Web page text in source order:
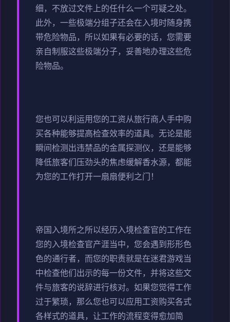
细，不放过文件上的任什么一个可疑之处。
此外，一些极端分组子还会在入境时随身携
带危险物品，所以如果有必要的话，您需要
亲自制服这些极端分子，妥善地办理这些危
险物品。
您也可以利运用您的工资从旅行商人手中购
买各种能够提高检查效率的道具。无论是能
瞬间检测出违禁品的金属探测仪，还是能够
降低旅客们压劲头的焦虑缓解香水源，都能
为您的工作打开一扇扇便利之门！
帝国入境所之所以经历入境检查官的工作在
您的入境检查官产涯当中，您会遇到形形色
色的通行者，而您的职责就是在迷君游戏当
中检查他们出示的每一份文件，并将这些文
件与旅客的说辞进行核对。如果您觉得工作
过于繁琐，那么您也可以应用工资购买各式
各样式的道具，让工作的流程变得愈加简